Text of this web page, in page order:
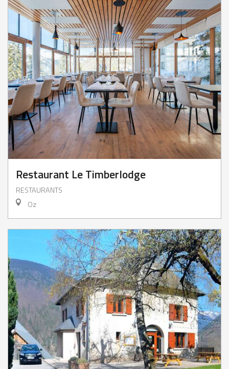
Restaurant Le Timberlodge
RESTAURANTS
Oz